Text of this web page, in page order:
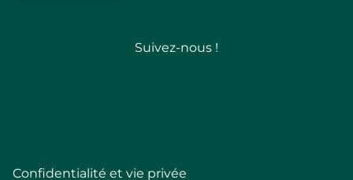
Suivez-nous !
Confidentialité et vie privée